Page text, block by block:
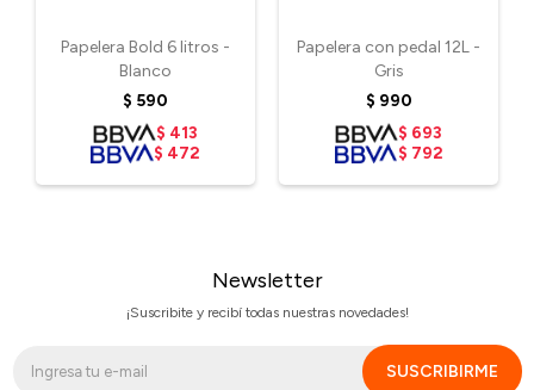
Papelera Bold 6 litros -
Blanco
$ 590
$ 413
$ 472
Papelera con pedal 12L -
Gris
$ 990
$ 693
$ 792
Newsletter
¡Suscribite y recibí todas nuestras novedades!
SUSCRIBIRME